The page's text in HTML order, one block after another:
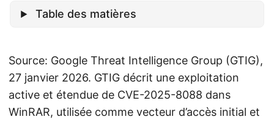
Table des matières
Source: Google Threat Intelligence Group (GTIG),
27 janvier 2026. GTIG décrit une exploitation
active et étendue de CVE-2025-8088 dans
WinRAR, utilisée comme vecteur d’accès initial et